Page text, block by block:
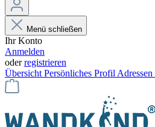
Menü schließen
Ihr Konto
Anmelden
oderregistrieren
Übersicht Persönliches Profil Adressen